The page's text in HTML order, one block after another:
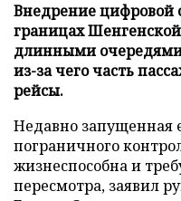
Внедрение цифровой
границах
длинными очередями
из-за чего часть
рейсы.
Недавно запущенная
пограничного
жизнеспособна и
пересмотра, заявил